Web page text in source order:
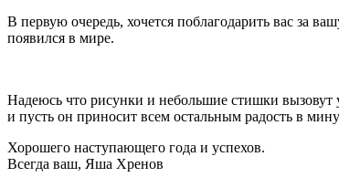
В первую очередь, хочется поблагодарить вас за
появился в мире.
Надеюсь что рисунки и небольшие стишки вызовут
и пусть он приносит всем остальным радость в
Хорошего наступающего года и успехов.
Всегда ваш, Яша Хренов